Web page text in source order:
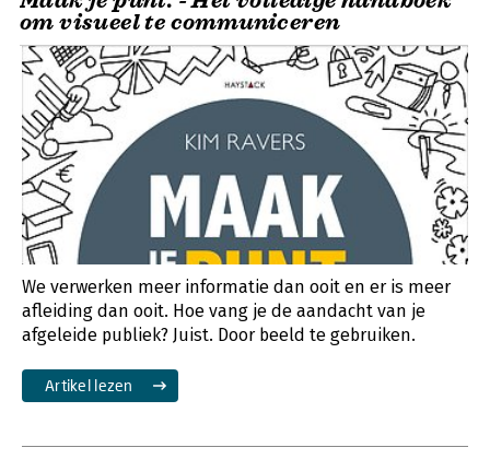
om visueel te communiceren
We verwerken meer informatie dan ooit en er is meer
afleiding dan ooit. Hoe vang je de aandacht van je
afgeleide publiek? Juist. Door beeld te gebruiken.
Artikel lezen